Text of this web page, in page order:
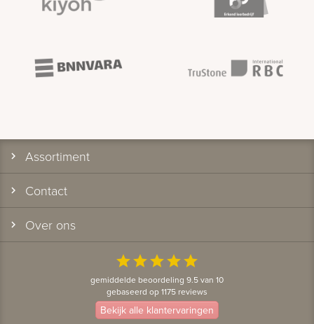
Assortiment
Contact
Over ons
starstarstarstarstar
gemiddelde beoordeling 9.5 van 10
gebaseerd op 1175 reviews
Bekijk alle klantervaringen